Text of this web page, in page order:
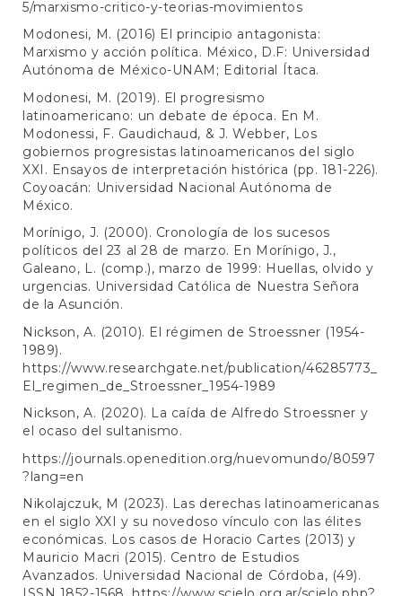
5/marxismo-critico-y-teorias-movimientos
Modonesi, M. (2016) El principio antagonista:
Marxismo y acción política. México, D.F: Universidad
Autónoma de México-UNAM; Editorial Ítaca.
Modonesi, M. (2019). El progresismo
latinoamericano: un debate de época. En M.
Modonessi, F. Gaudichaud, & J. Webber, Los
gobiernos progresistas latinoamericanos del siglo
XXI. Ensayos de interpretación histórica (pp. 181-226).
Coyoacán: Universidad Nacional Autónoma de
México.
Morínigo, J. (2000). Cronología de los sucesos
políticos del 23 al 28 de marzo. En Morínigo, J.,
Galeano, L. (comp.), marzo de 1999: Huellas, olvido y
urgencias. Universidad Católica de Nuestra Señora
de la Asunción.
Nickson, A. (2010). El régimen de Stroessner (1954-
1989).
https://www.researchgate.net/publication/46285773_
El_regimen_de_Stroessner_1954-1989
Nickson, A. (2020). La caída de Alfredo Stroessner y
el ocaso del sultanismo.
https://journals.openedition.org/nuevomundo/80597
?lang=en
Nikolajczuk, M (2023). Las derechas latinoamericanas
en el siglo XXI y su novedoso vínculo con las élites
económicas. Los casos de Horacio Cartes (2013) y
Mauricio Macri (2015). Centro de Estudios
Avanzados. Universidad Nacional de Córdoba, (49).